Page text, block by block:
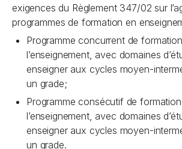
exigences du Règlement 347/02 sur
programmes de formation en
Programme concurrent de
l’enseignement, avec domaines
enseigner aux cycles moyen-
un grade;
Programme consécutif de
l’enseignement, avec domaines
enseigner aux cycles moyen-
un grade.